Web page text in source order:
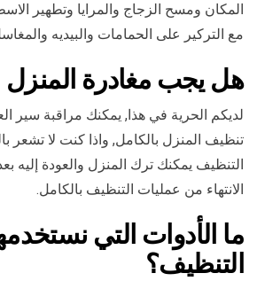
المكان ومسح الزجاج والمرايا وتطهير
مع التركير على الحمامات والبيديه
هل يجب مغادرة المنزل
لديكم الحرية في هذا, يمكنك مراقبة سير
تنظيف المنزل بالكامل, واذا كنت لا تشعر
الانتهاء من عمليات التنظيف بالكامل.
ما الأدوات التي
التنظيف؟